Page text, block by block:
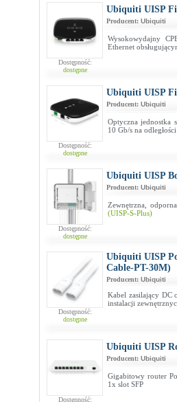
Dostępność:
dostępne
Ubiquiti UISP
Producent: Ubiquiti
Wysokowydajny
Ethernet
Dostępność:
dostępne
Ubiquiti UISP
Producent: Ubiquiti
Optyczna jednostka
10 Gb/s na
Dostępność:
dostępne
Ubiquiti UISP
Producent: Ubiquiti
Zewnętrzna,
(UISP-S-Plus)
Dostępność:
dostępne
Ubiquiti UISP
Cable-PT-30M)
Producent: Ubiquiti
Kabel zasilający DC
instalacji
Dostępność:
Ubiquiti UISP
Producent: Ubiquiti
Gigabitowy router
1x slot SFP